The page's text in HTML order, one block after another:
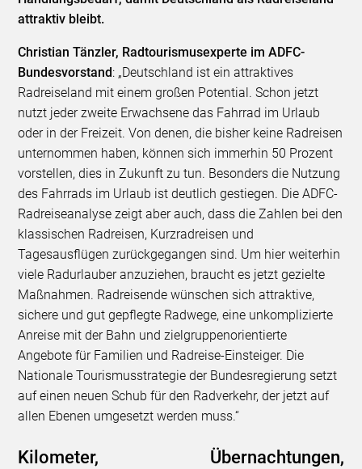
attraktiv bleibt.
Christian Tänzler, Radtourismusexperte im ADFC-
Bundesvorstand: „Deutschland ist ein attraktives
Radreiseland mit einem großen Potential. Schon jetzt
nutzt jeder zweite Erwachsene das Fahrrad im Urlaub
oder in der Freizeit. Von denen, die bisher keine Radreisen
unternommen haben, können sich immerhin 50 Prozent
vorstellen, dies in Zukunft zu tun. Besonders die Nutzung
des Fahrrads im Urlaub ist deutlich gestiegen. Die ADFC-
Radreiseanalyse zeigt aber auch, dass die Zahlen bei den
klassischen Radreisen, Kurzradreisen und
Tagesausflügen zurückgegangen sind. Um hier weiterhin
viele Radurlauber anzuziehen, braucht es jetzt gezielte
Maßnahmen. Radreisende wünschen sich attraktive,
sichere und gut gepflegte Radwege, eine unkomplizierte
Anreise mit der Bahn und zielgruppenorientierte
Angebote für Familien und Radreise-Einsteiger. Die
Nationale Tourismusstrategie der Bundesregierung setzt
auf einen neuen Schub für den Radverkehr, der jetzt auf
allen Ebenen umgesetzt werden muss.“
Kilometer, Übernachtungen,